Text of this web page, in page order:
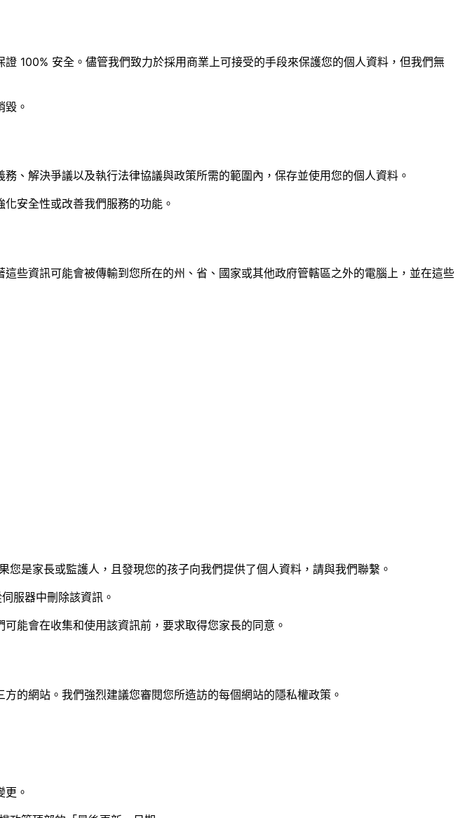
100% 安全。儘管我們致力於採用商業上可接受的手段來保護您的個人資料，但我們無
。
、解決爭議以及執行法律協議與政策所需的範圍內，保存並使用您的個人資料。
安全性或改善我們服務的功能。
些資訊可能會被傳輸到您所在的州、省、國家或其他政府管轄區之外的電腦上，並在這些
是家長或監護人，且發現您的孩子向我們提供了個人資料，請與我們聯繫。
服器中刪除該資訊。
能會在收集和使用該資訊前，要求取得您家長的同意。
的網站。我們強烈建議您審閱您所造訪的每個網站的隱私權政策。
。